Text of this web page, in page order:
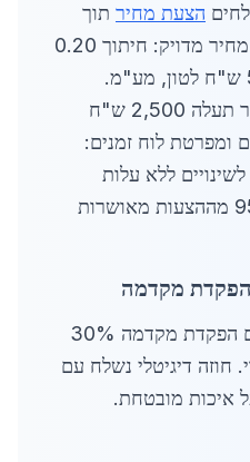
הצעת מחיר תוך
24 שעות. ההצעה כוללת מחיר מדויק: חיתוך 0.20
ש"ח/מ"מ"ר, הובלה 500 ש"ח לטון, מע"מ.
לדוגמה, הזמנה של 10 מ"ר תעלה 2,500 ש"ח
תקפה 7 ימים ומפרטת לוח זמנים:
לשינויים ללא עלות
נוספת. בשנת 2026, 95% מההצעות מאושרות
אישור במייל או טלפון, עם הפקדת מקדמה 30%
חוזה דיגיטלי נשלח עם
איכות מובטחת.